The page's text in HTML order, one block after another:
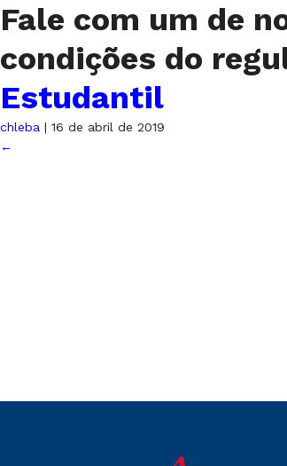
Fale com um de
condições do
Estudantil
chleba | 16 de abril de 2019
←